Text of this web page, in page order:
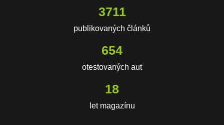
3711
publikovaných článků
654
otestovaných aut
18
let magazínu